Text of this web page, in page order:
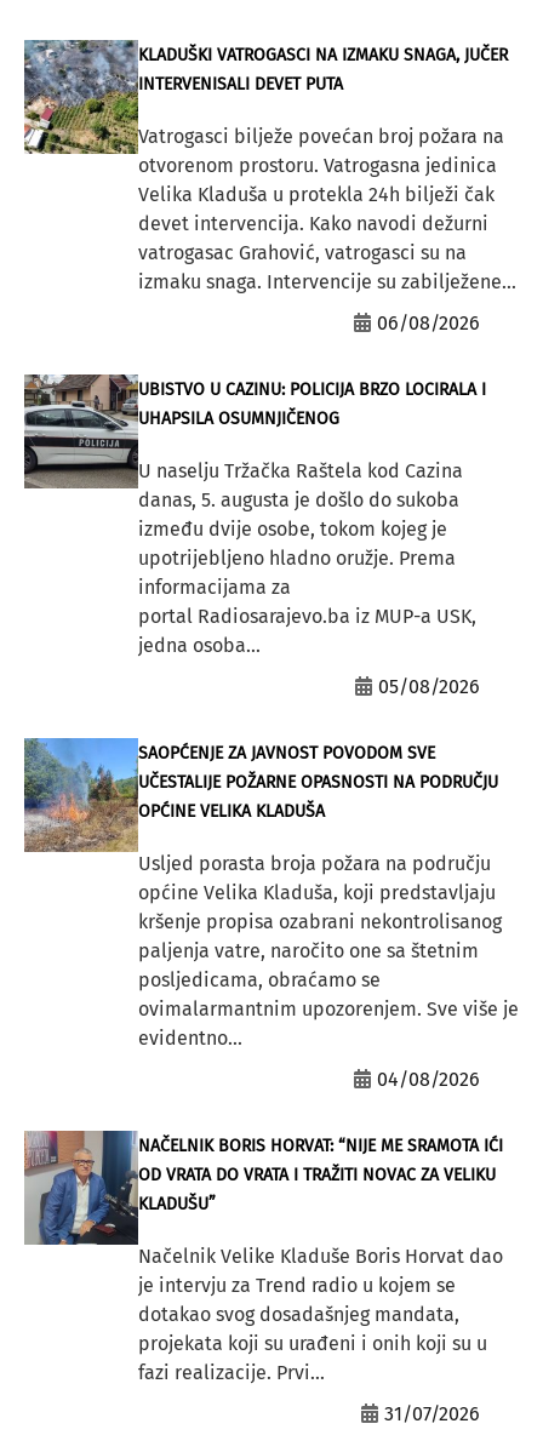
KLADUŠKI VATROGASCI NA IZMAKU SNAGA, JUČER
INTERVENISALI DEVET PUTA
Vatrogasci bilježe povećan broj požara na
otvorenom prostoru. Vatrogasna jedinica
Velika Kladuša u protekla 24h bilježi čak
devet intervencija. Kako navodi dežurni
vatrogasac Grahović, vatrogasci su na
izmaku snaga. Intervencije su zabilježene...
06/08/2026
UBISTVO U CAZINU: POLICIJA BRZO LOCIRALA I
UHAPSILA OSUMNJIČENOG
U naselju Tržačka Raštela kod Cazina
danas, 5. augusta je došlo do sukoba
između dvije osobe, tokom kojeg je
upotrijebljeno hladno oružje. Prema
informacijama za
portal Radiosarajevo.ba iz MUP-a USK,
jedna osoba...
05/08/2026
SAOPĆENJE ZA JAVNOST POVODOM SVE
UČESTALIJE POŽARNE OPASNOSTI NA PODRUČJU
OPĆINE VELIKA KLADUŠA
Usljed porasta broja požara na području
općine Velika Kladuša, koji predstavljaju
kršenje propisa ozabrani nekontrolisanog
paljenja vatre, naročito one sa štetnim
posljedicama, obraćamo se
ovimalarmantnim upozorenjem. Sve više je
evidentno...
04/08/2026
NAČELNIK BORIS HORVAT: “NIJE ME SRAMOTA IĆI
OD VRATA DO VRATA I TRAŽITI NOVAC ZA VELIKU
KLADUŠU”
Načelnik Velike Kladuše Boris Horvat dao
je intervju za Trend radio u kojem se
dotakao svog dosadašnjeg mandata,
projekata koji su urađeni i onih koji su u
fazi realizacije. Prvi...
31/07/2026